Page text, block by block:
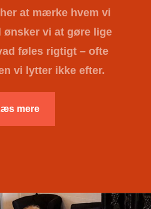
at mærke hvem vi
ønsker vi at gøre lige
føles rigtigt – ofte
vi lytter ikke efter.
mere